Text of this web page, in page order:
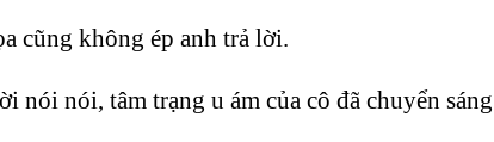
cũng không ép anh trả lời.
nói nói, tâm trạng u ám của cô đã chuyển